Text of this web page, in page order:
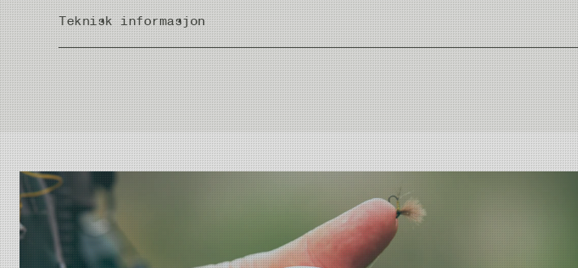
Langvarig virkning.
Stabil konsistens under alle værforhold.
Ikke brennbar og inneholder ingen organiske løsemidler. Miljøvennlig.
Beskytter fluene mot å trekke vann.
Passer for alle typer fluer, også CDC.
Enkel og presis dosering.
Korken festet med flik som ikke løsner, lekkasjesikker.
Generøs flaske som inneholder opptil 50% mer enn konkurrentene.
Fungerer også godt på nappindikatorer.
Innhold: 34 g, 1oz.
Teknisk informasjon
Country of Origin